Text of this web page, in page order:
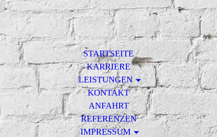
STARTSEITE
KARRIERE
LEISTUNGEN
KONTAKT
ANFAHRT
REFERENZEN
IMPRESSUM